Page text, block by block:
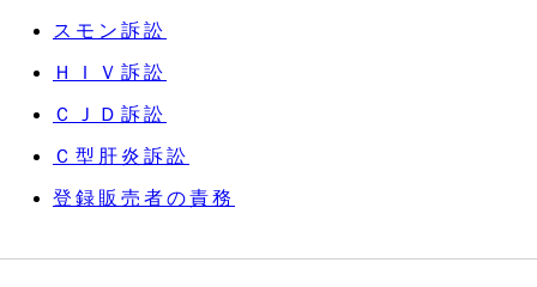
スモン訴訟
ＨＩＶ訴訟
ＣＪＤ訴訟
Ｃ型肝炎訴訟
登録販売者の責務